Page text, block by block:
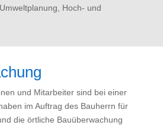
Hoch- und
und Mitarbeiter sind bei einer
im Auftrag des Bauherrn für
die örtliche Bauüberwachung